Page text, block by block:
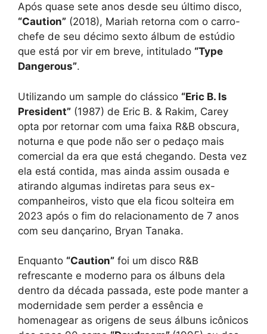
Após quase sete anos desde seu último disco,
“Caution” (2018), Mariah retorna com o carro-
chefe de seu décimo sexto álbum de estúdio
que está por vir em breve, intitulado “Type
Dangerous”.
Utilizando um sample do clássico “Eric B. Is
President” (1987) de Eric B. & Rakim, Carey
opta por retornar com uma faixa R&B obscura,
noturna e que pode não ser o pedaço mais
comercial da era que está chegando. Desta vez
ela está contida, mas ainda assim ousada e
atirando algumas indiretas para seus ex-
companheiros, visto que ela ficou solteira em
2023 após o fim do relacionamento de 7 anos
com seu dançarino, Bryan Tanaka.
Enquanto “Caution” foi um disco R&B
refrescante e moderno para os álbuns dela
dentro da década passada, este pode manter a
modernidade sem perder a essência e
homenagear as origens de seus álbuns icônicos